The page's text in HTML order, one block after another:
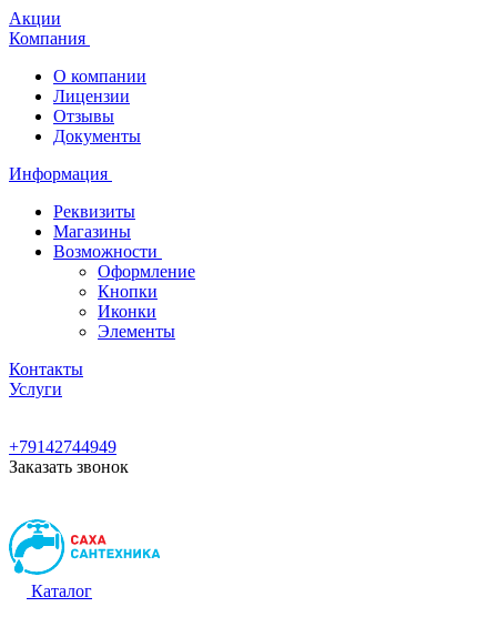
Акции
Компания
О компании
Лицензии
Отзывы
Документы
Информация
Реквизиты
Магазины
Возможности
Оформление
Кнопки
Иконки
Элементы
Контакты
Услуги
+79142744949
Заказать звонок
Каталог